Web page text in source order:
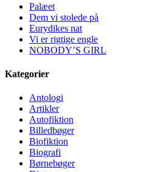
Palæet
Dem vi stolede på
Eurydikes nat
Vi er rigtige engle
NOBODY’S GIRL
Kategorier
Antologi
Artikler
Autofiktion
Billedbøger
Biofiktion
Biografi
Børnebøger